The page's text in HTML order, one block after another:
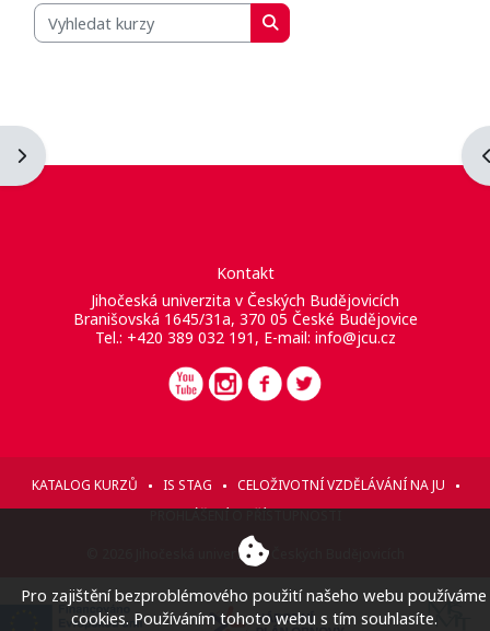
Otevřít panel bloku
Vyhledat kurzy
Vyhledat kurzy
Kontakt
Jihočeská univerzita v Českých Budějovicích
Branišovská 1645/31a, 370 05 České Budějovice
Tel.: +420 389 032 191, E-mail: info@jcu.cz
KATALOG KURZŮ IS STAG
CELOŽIVOTNÍ VZDĚLÁVÁNÍ NA JU
© 2026 Jihočeská univerzita v Českých Budějovicích
Pro zajištění bezproblémového použití našeho webu používáme
cookies. Používáním tohoto webu s tím souhlasíte.